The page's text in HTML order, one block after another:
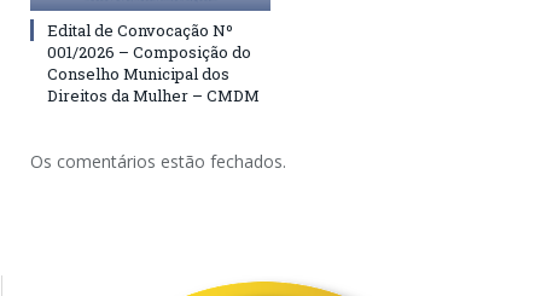
Edital de Convocação Nº
001/2026 – Composição do
Conselho Municipal dos
Direitos da Mulher – CMDM
Os comentários estão fechados.